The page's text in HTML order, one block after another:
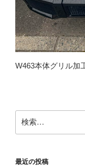
W463本体グリル加
索:
最近の投稿